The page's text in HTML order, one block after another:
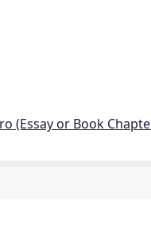
(Essay or Book